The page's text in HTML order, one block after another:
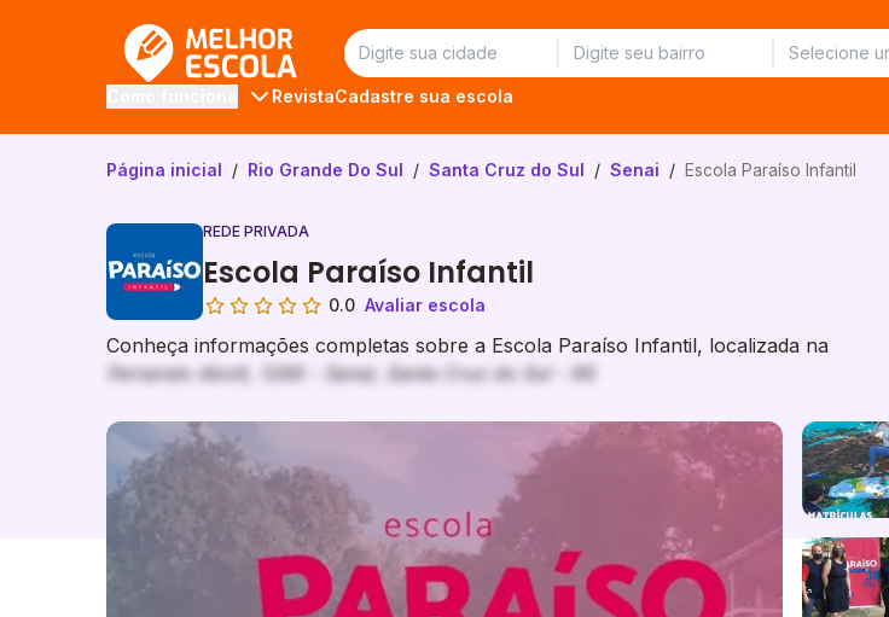
RevistaCadastre sua escola
Página inicial / Rio Grande Do Sul / Santa Cruz do Sul / Senai / Escola Paraíso Infantil
REDE PRIVADA
Escola Paraíso Infantil
0.0 Avaliar escola
Conheça informações completas sobre a Escola Paraíso Infantil, localizada na
Fernando Abott, 1266 - Senai, Santa Cruz do Sul - RS
Galeria de imagem
Imagem 1